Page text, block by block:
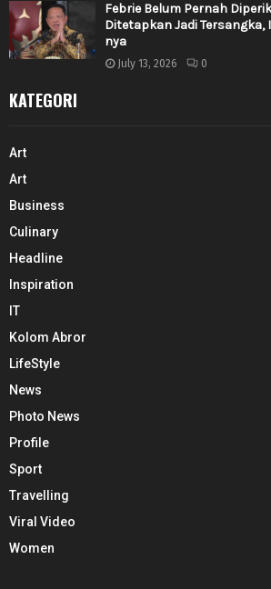
Febrie Belum Pernah
Ditetapkan Jadi Tersangka,
nya
July 13, 2026 0
KATEGORI
Art
Art
Business
Culinary
Headline
Inspiration
IT
Kolom Abror
LifeStyle
News
Photo News
Profile
Sport
Travelling
Viral Video
Women